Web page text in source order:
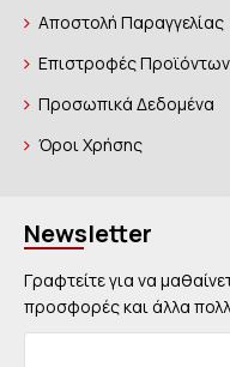
Αποστολή Παραγγελίας
Επιστροφές Προϊόντων
Προσωπικά Δεδομένα
Όροι Χρήσης
Newsletter
Γραφτείτε για να
προσφορές και άλλα